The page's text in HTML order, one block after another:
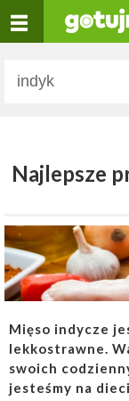
Najlepsze
Mięso indycze
lekkostrawne.
swoich
jesteśmy na